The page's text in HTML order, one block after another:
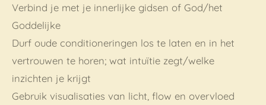
Verbind je met je innerlijke gidsen of God/het
Goddelijke
Durf oude conditioneringen los te laten en in het
vertrouwen te horen; wat intuïtie zegt/welke
inzichten je krijgt
Gebruik visualisaties van licht, flow en overvloed